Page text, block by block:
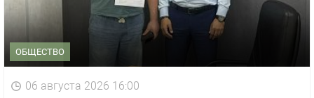
ОБЩЕСТВО
06 августа 2026 16:00